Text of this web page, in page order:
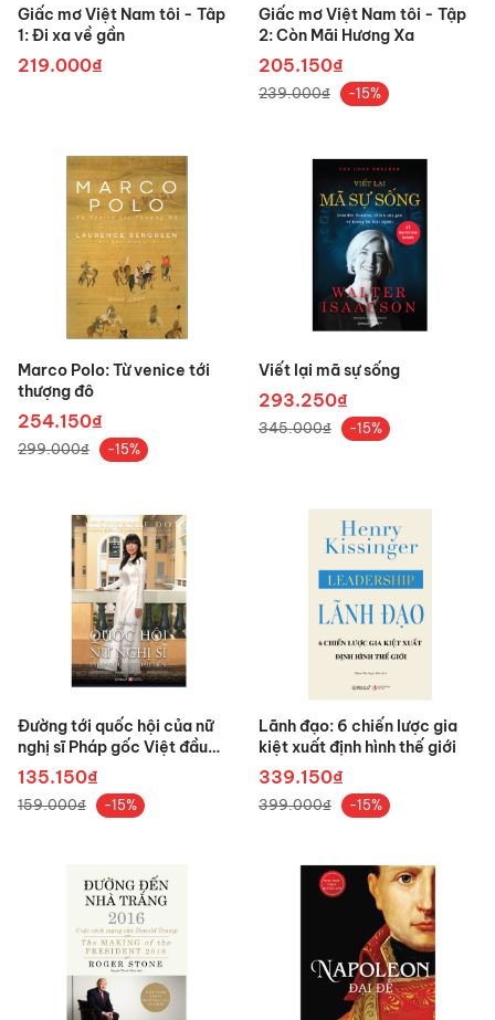
Giấc mơ Việt Nam tôi - Tâp
1: Đi xa về gần
219.000₫
Giấc mơ Việt Nam tôi - Tập
2: Còn Mãi Hương Xa
205.150₫
239.000₫ -15%
Marco Polo: Từ venice tới
thượng đô
254.150₫
299.000₫ -15%
Viết lại mã sự sống
293.250₫
345.000₫ -15%
Đường tới quốc hội của nữ
nghị sĩ Pháp gốc Việt đầu
tiên phần 1: Tiểu sử
135.150₫
159.000₫ -15%
Lãnh đạo: 6 chiến lược gia
kiệt xuất định hình thế giới
339.150₫
399.000₫ -15%